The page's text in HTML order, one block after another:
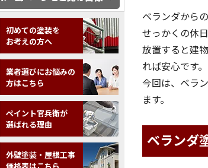
ベランダから
せっかくの休
放置すると建
れば安心です。
今回は、ベラ
ます。
ベランダ
初めての塗装を
お考えの方へ
業者選びにお悩みの
方はこちら
ペイント官兵衛が
選ばれる理由
外壁塗装・屋根工事